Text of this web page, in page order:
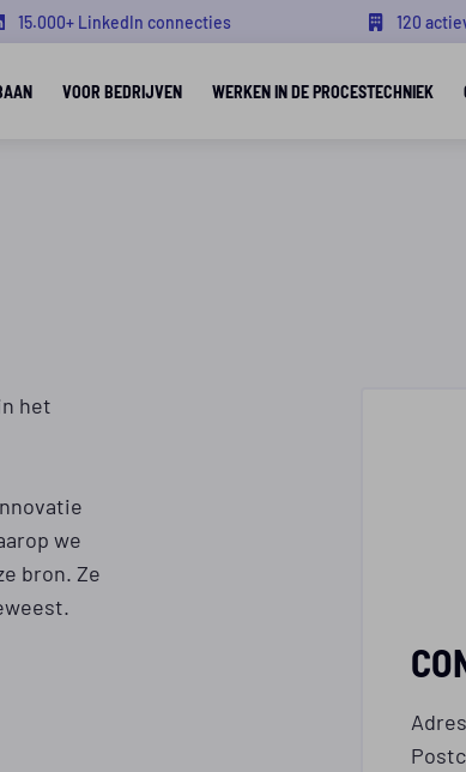
15.000+ LinkedIn connecties 120
VOOR BEDRIJVEN WERKEN IN DE PROCESTECHNIEK
het
we
bron. Ze